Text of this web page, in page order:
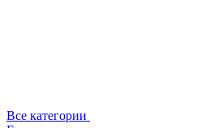
Все категории